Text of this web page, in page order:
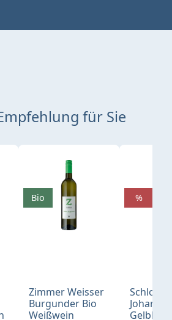
für Sie
Zimmer Weisser
Burgunder Bio
Weißwein
Bio
Schloß
Gelblack
%